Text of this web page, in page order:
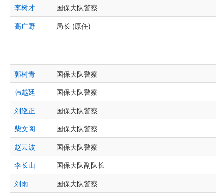
李树才
国保大队警察
高广野
局长 (原任)
郭树青
国保大队警察
韩越廷
国保大队警察
刘巡正
国保大队警察
柴文阁
国保大队警察
赵云波
国保大队警察
李长山
国保大队副队长
刘雨
国保大队警察